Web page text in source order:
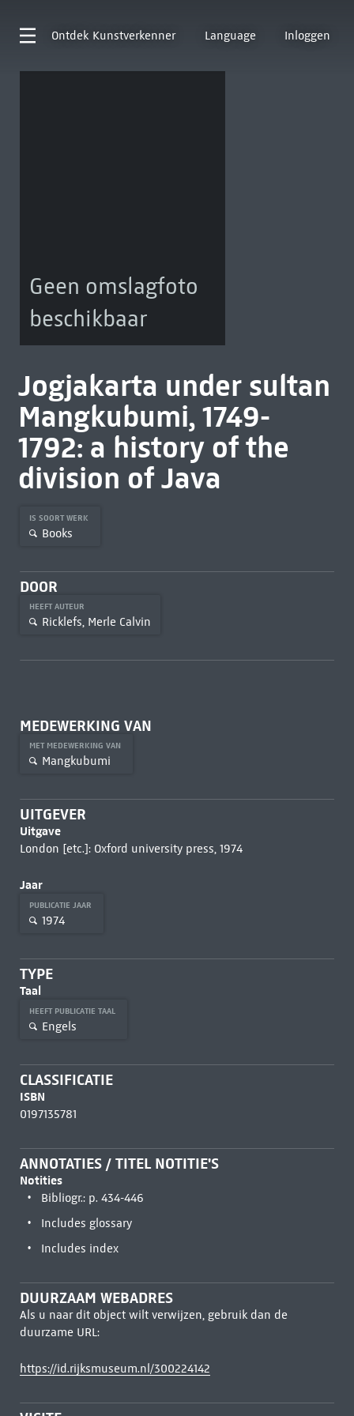
Ontdek Kunstverkenner Language Inloggen
Geen omslagfoto
beschikbaar
Jogjakarta under sultan
Mangkubumi, 1749-
1792: a history of the
division of Java
IS SOORT WERK
Books
DOOR
HEEFT AUTEUR
Ricklefs, Merle Calvin
MEDEWERKING VAN
MET MEDEWERKING VAN
Mangkubumi
UITGEVER
Uitgave
London [etc.]: Oxford university press, 1974
Jaar
PUBLICATIE JAAR
1974
TYPE
Taal
HEEFT PUBLICATIE TAAL
Engels
CLASSIFICATIE
ISBN
0197135781
ANNOTATIES / TITEL NOTITIE'S
Notities
Bibliogr.: p. 434-446
Includes glossary
Includes index
DUURZAAM WEBADRES
Als u naar dit object wilt verwijzen, gebruik dan de
duurzame URL:
https://id.rijksmuseum.nl/300224142